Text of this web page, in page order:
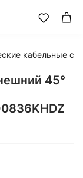
кабельные
45°